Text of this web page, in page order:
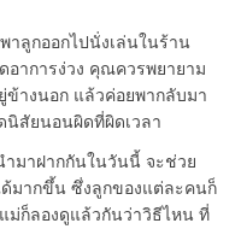
กออกไปนั่งเล่นในร้าน
าการง่วง คุณควรพยายาม
ข้างนอก แล้วค่อยพากลับมา
นิสัยนอนผิดที่ผิดเวลา
าฝากกันในวันนี้ จะช่วย
ด้มากขึ้น ซึ่งลูกของแต่ละคนก็
ก็ลองดูแล้วกันว่าวิธีไหน ที่